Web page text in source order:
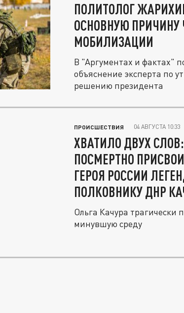
ПОЛИТОЛОГ
ОСНОВНУЮ ПРИЧИНУ
МОБИЛИЗАЦИИ
В "Аргументах и фактах"
объяснение эксперта по
решению президента
ПРОИСШЕСТВИЯ 04 АВГУСТА 10:33
ХВАТИЛО ДВУХ
ПОСМЕРТНО
ГЕРОЯ РОССИИ
ПОЛКОВНИКУ ДНР
Ольга Качура трагически
минувшую среду